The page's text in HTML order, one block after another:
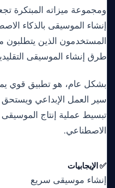
ومجموعة ميزاته المبتكرة
إنشاء الموسيقى بالذكاء
المستخدمون الذين
طرق إنشاء الموسيقى
بشكل عام، هو تطبيق قوي
سير العمل الإبداعي
تبسيط عملية إنتاج الموسيقى
الاصطناعي.
✅ الإيجابيات
إنشاء موسيقى سريع